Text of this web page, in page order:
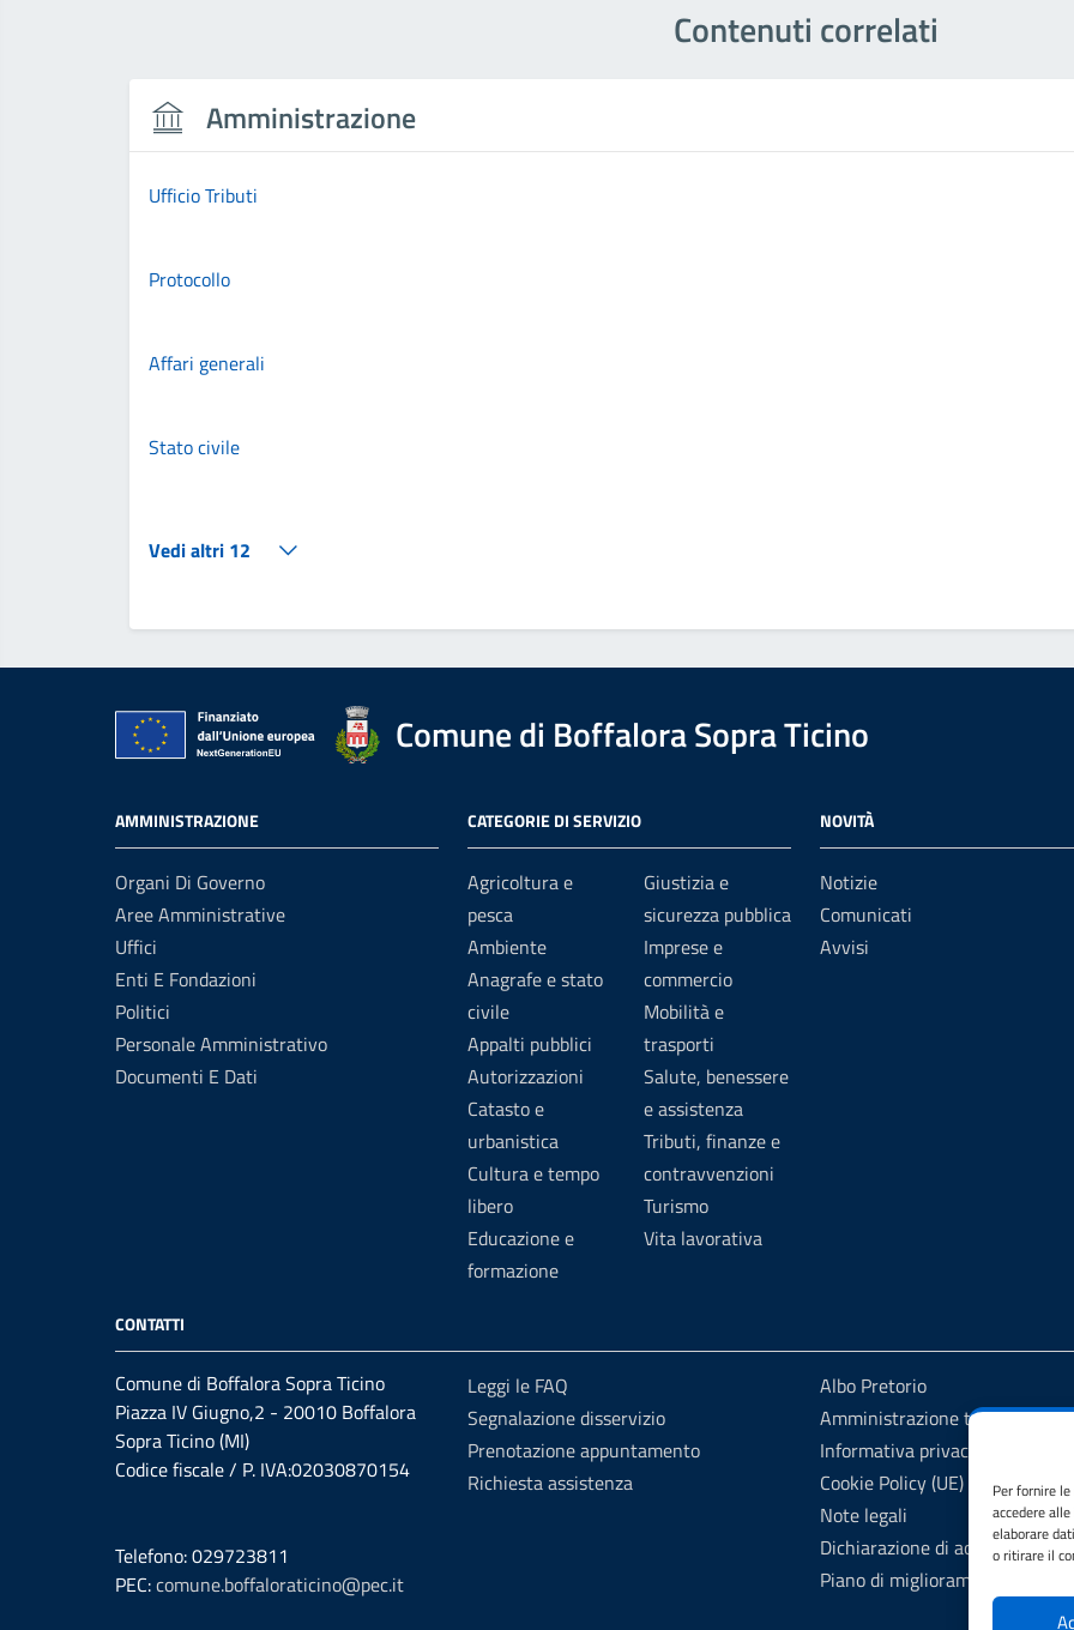
Per fornire
accedere
elaborare
o ritirare il
Contenuti correlati
Amministrazione
Ufficio Tributi
Protocollo
Affari generali
Stato civile
Vedi altri 12
Comune di Boffalora Sopra Ticino
AMMINISTRAZIONE
Organi Di Governo
Aree Amministrative
Uffici
Enti E Fondazioni
Politici
Personale Amministrativo
Documenti E Dati
CATEGORIE DI SERVIZIO
Agricoltura e
pesca
Ambiente
Anagrafe e stato
civile
Appalti pubblici
Autorizzazioni
Catasto e
urbanistica
Cultura e tempo
libero
Educazione e
formazione
Giustizia e
sicurezza pubblica
Imprese e
commercio
Mobilità e
trasporti
Salute, benessere
e assistenza
Tributi, finanze e
contravvenzioni
Turismo
Vita lavorativa
NOVITÀ
Notizie
Comunicati
Avvisi
CONTATTI
Comune di Boffalora Sopra Ticino
Piazza IV Giugno,2 - 20010 Boffalora
Sopra Ticino (MI)
Codice fiscale / P. IVA:02030870154
Telefono: 029723811
PEC:comune.boffaloraticino@pec.it
Leggi le FAQ
Segnalazione disservizio
Prenotazione appuntamento
Richiesta assistenza
Albo Pretorio
Amministrazione trasparente
Informativa privacy
Cookie Policy (UE)
Note legali
Dichiarazione di accessibilità
Piano di miglioramento del sito